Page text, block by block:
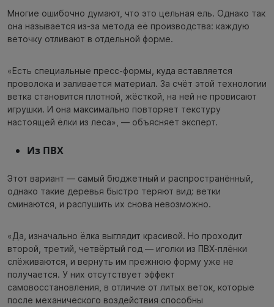
Многие ошибочно думают, что это цельная ель. Однако так
она называется из-за метода её производства: каждую
веточку отливают в отдельной форме.
«Есть специальные пресс-формы, куда вставляется
проволока и заливается материал. За счёт этой технологии
ветка становится плотной, жёсткой, на ней не провисают
игрушки. И она максимально повторяет текстуру
настоящей ёлки из леса», — объясняет эксперт.
Из ПВХ
Этот вариант — самый бюджетный и распространённый,
однако такие деревья быстро теряют вид: ветки
сминаются, и распушить их снова невозможно.
«Да, изначально ёлка выглядит красивой. Но проходит
второй, третий, четвёртый год — иголки из ПВХ-плёнки
слёживаются, и вернуть им прежнюю форму уже не
получается. У них отсутствует эффект
самовосстановления, в отличие от литых веток, которые
после механического воздействия способны